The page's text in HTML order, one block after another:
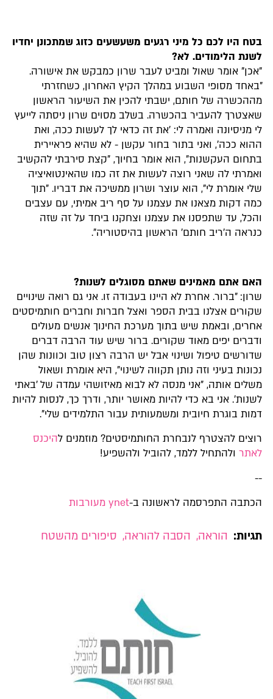
בטח היו לכם כל מיני רגעים משעשעים כזוג שמתכונן יחדיו
לשנת הלימודים. לא?
"אכן" אומר שאול ומביט לעבר שרון כמבקש את אישורה.
"באחד מסופי השבוע במהלך הקיץ האחרון, כשחזרתי
מההכשרה של חותם, ישבתי להכין את השיעור הראשון
שאצטרך להעביר בהכשרה. בשלב מסוים שרון ניסתה לייעץ
לי מניסיונה ואמרה לי: 'את זה כדאי לך לעשות ככה, ואת
ההוא ככה', ואני בתור בחור עקשן - לא שהיא פראיירית
בתחום העקשנות", הוא אומר בחיוך, "קצת סירבתי להקשיב
ואמרתי לה שאני רוצה לעשות את זה כמו שהאינטואיציה
שלי אומרת לי", הוא עוצר ושרון ממשיכה את דבריו. "תוך
כמה דקות מצאנו את עצמנו על סף ריב אמיתי, עם עצבים
והכל, עד שתפסנו את עצמנו וצחקנו ביחד על זה שזה
כנראה ה'ריב חותם' הראשון בהיסטוריה".
האם אתם מאמינים שאתם מסוגלים לשנות?ֿ
שרון: "ברור. אחרת לא היינו בעבודה זו. אני גם רואה שינויים
שקורים אצלנו בבית הספר ואצל חברות וחברים חותמיסטים
אחרים, ובאמת שיש בתוך מערכת החינוך אנשים מעולים
ודברים יפים מאוד שקורים. ברור שיש עוד הרבה דברים
שדורשים טיפול ושינוי אבל יש הרבה רצון טוב וכוונות שהן
נכונות בעיני וזה נותן תקווה לשינוי", היא אומרת ושאול
משלים אותה, "אני מנסה לא לבוא מאיזושהי עמדה של 'באתי
לשנות'. אני בא כדי להיות מאושר יותר, ודרך כך, לנסות להיות
דמות בוגרת חיובית ומשמעותית עבור התלמידים שלי".
רוצים להצטרף לנבחרת החותמיסטים? מוזמנים להיכנס
לאתרולהתחיל ללמד, להוביל ולהשפיע!
--
הכתבה התפרסמה לראשונה ב-ynet מעורבות
תגיות: הוראה, הסבה להוראה, סיפורים מהשטח